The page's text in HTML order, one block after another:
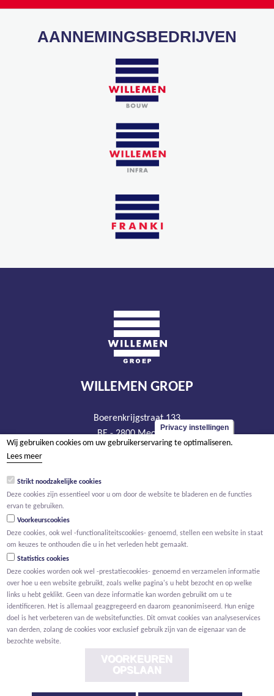
AANNEMINGSBEDRIJVEN
WILLEMEN GROEP
Boerenkrijgstraat 133
BE - 2800 Mechelen
tel +32 15 569 965
BTW BE 0466.256.432
Privacy instellingen
Wij gebruiken cookies om uw gebruikerservaring te optimaliseren.
Lees meer
Strikt noodzakelijke cookies
Deze cookies zijn essentieel voor u om door de website te bladeren en de functies
ervan te gebruiken.
Voorkeurscookies
Deze cookies, ook wel -functionaliteitscookies- genoemd, stellen een website in staat
om keuzes te onthouden die u in het verleden hebt gemaakt.
Statistics cookies
Deze cookies worden ook wel -prestatiecookies- genoemd en verzamelen informatie
over hoe u een website gebruikt, zoals welke pagina's u hebt bezocht en op welke
links u hebt geklikt. Geen van deze informatie kan worden gebruikt om u te
identificeren. Het is allemaal geaggregeerd en daarom geanonimiseerd. Hun enige
doel is het verbeteren van de websitefuncties. Dit omvat cookies van analyseservices
van derden, zolang de cookies voor exclusief gebruik zijn van de eigenaar van de
bezochte website.
VOORKEUREN
OPSLAAN